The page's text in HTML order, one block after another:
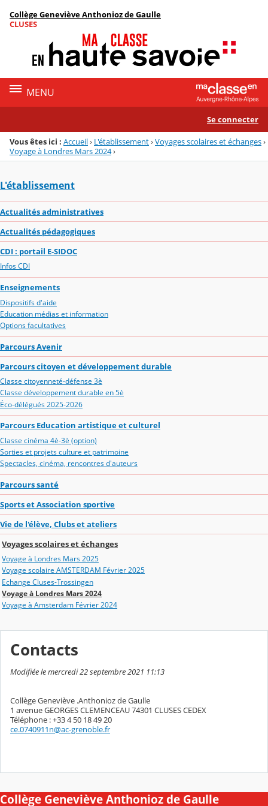
Menu de la rubrique
Contenu
Collège Geneviève Anthonioz de Gaulle
CLUSES
MENU
Se connecter
Vous êtes ici : Accueil› L'établissement›Voyages scolaires et échanges›
Voyage à Londres Mars 2024›
L'établissement
Actualités administratives
Actualités pédagogiques
CDI : portail E-SIDOC
Infos CDI
Enseignements
Dispositifs d'aide
Education médias et information
Options facultatives
Parcours Avenir
Parcours citoyen et développement durable
Classe citoyenneté-défense 3è
Classe développement durable en 5è
Éco-délégués 2025-2026
Parcours Education artistique et culturel
Classe cinéma 4è-3è (option)
Sorties et projets culture et patrimoine
Spectacles, cinéma, rencontres d'auteurs
Parcours santé
Sports et Association sportive
Vie de l'élève, Clubs et ateliers
Voyages scolaires et échanges
Voyage à Londres Mars 2025
Voyage scolaire AMSTERDAM Février 2025
Echange Cluses-Trossingen
Voyage à Londres Mars 2024
Voyage à Amsterdam Février 2024
Contacts
Modifiée le mercredi 22 septembre 2021 11:13
Collège Geneviève .Anthonioz de Gaulle
1 avenue GEORGES CLEMENCEAU 74301 CLUSES CEDEX
Téléphone : +33 4 50 18 49 20
ce.0740911n@ac-grenoble.fr
Collège Geneviève Anthonioz de Gaulle